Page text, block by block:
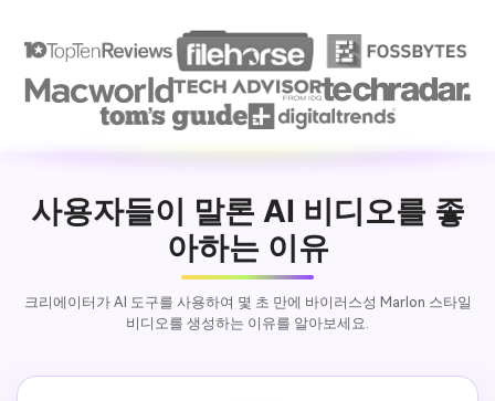
사용자들이 말론 AI 비디오를 좋
아하는 이유
크리에이터가 AI 도구를 사용하여 몇 초 만에 바이러스성 Marlon 스타일
비디오를 생성하는 이유를 알아보세요.